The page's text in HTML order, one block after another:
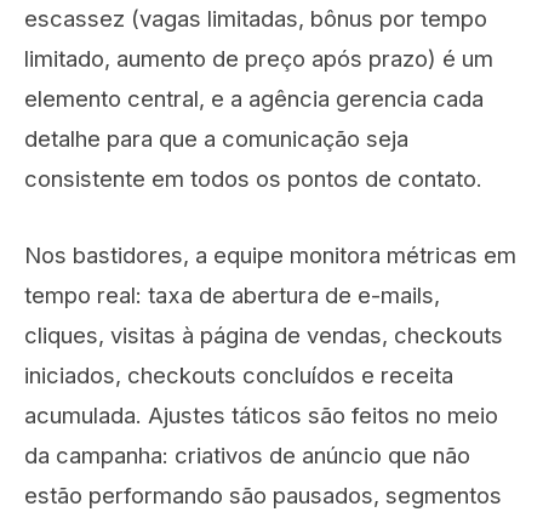
escassez (vagas limitadas, bônus por tempo
limitado, aumento de preço após prazo) é um
elemento central, e a agência gerencia cada
detalhe para que a comunicação seja
consistente em todos os pontos de contato.
Nos bastidores, a equipe monitora métricas em
tempo real: taxa de abertura de e-mails,
cliques, visitas à página de vendas, checkouts
iniciados, checkouts concluídos e receita
acumulada. Ajustes táticos são feitos no meio
da campanha: criativos de anúncio que não
estão performando são pausados, segmentos